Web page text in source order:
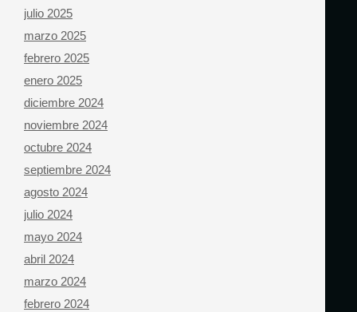
julio 2025
marzo 2025
febrero 2025
enero 2025
diciembre 2024
noviembre 2024
octubre 2024
septiembre 2024
agosto 2024
julio 2024
mayo 2024
abril 2024
marzo 2024
febrero 2024